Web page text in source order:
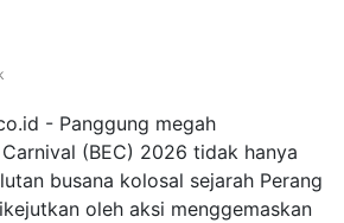
- Panggung megah
(BEC) 2026 tidak hanya
busana kolosal sejarah Perang
oleh aksi menggemaskan